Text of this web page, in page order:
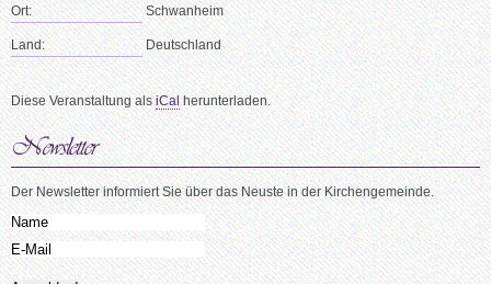
Ort: Schwanheim
Land: Deutschland
Diese Veranstaltung alsiCalherunterladen.
Der Newsletter informiert Sie über das Neuste in der Kirchengemeinde.